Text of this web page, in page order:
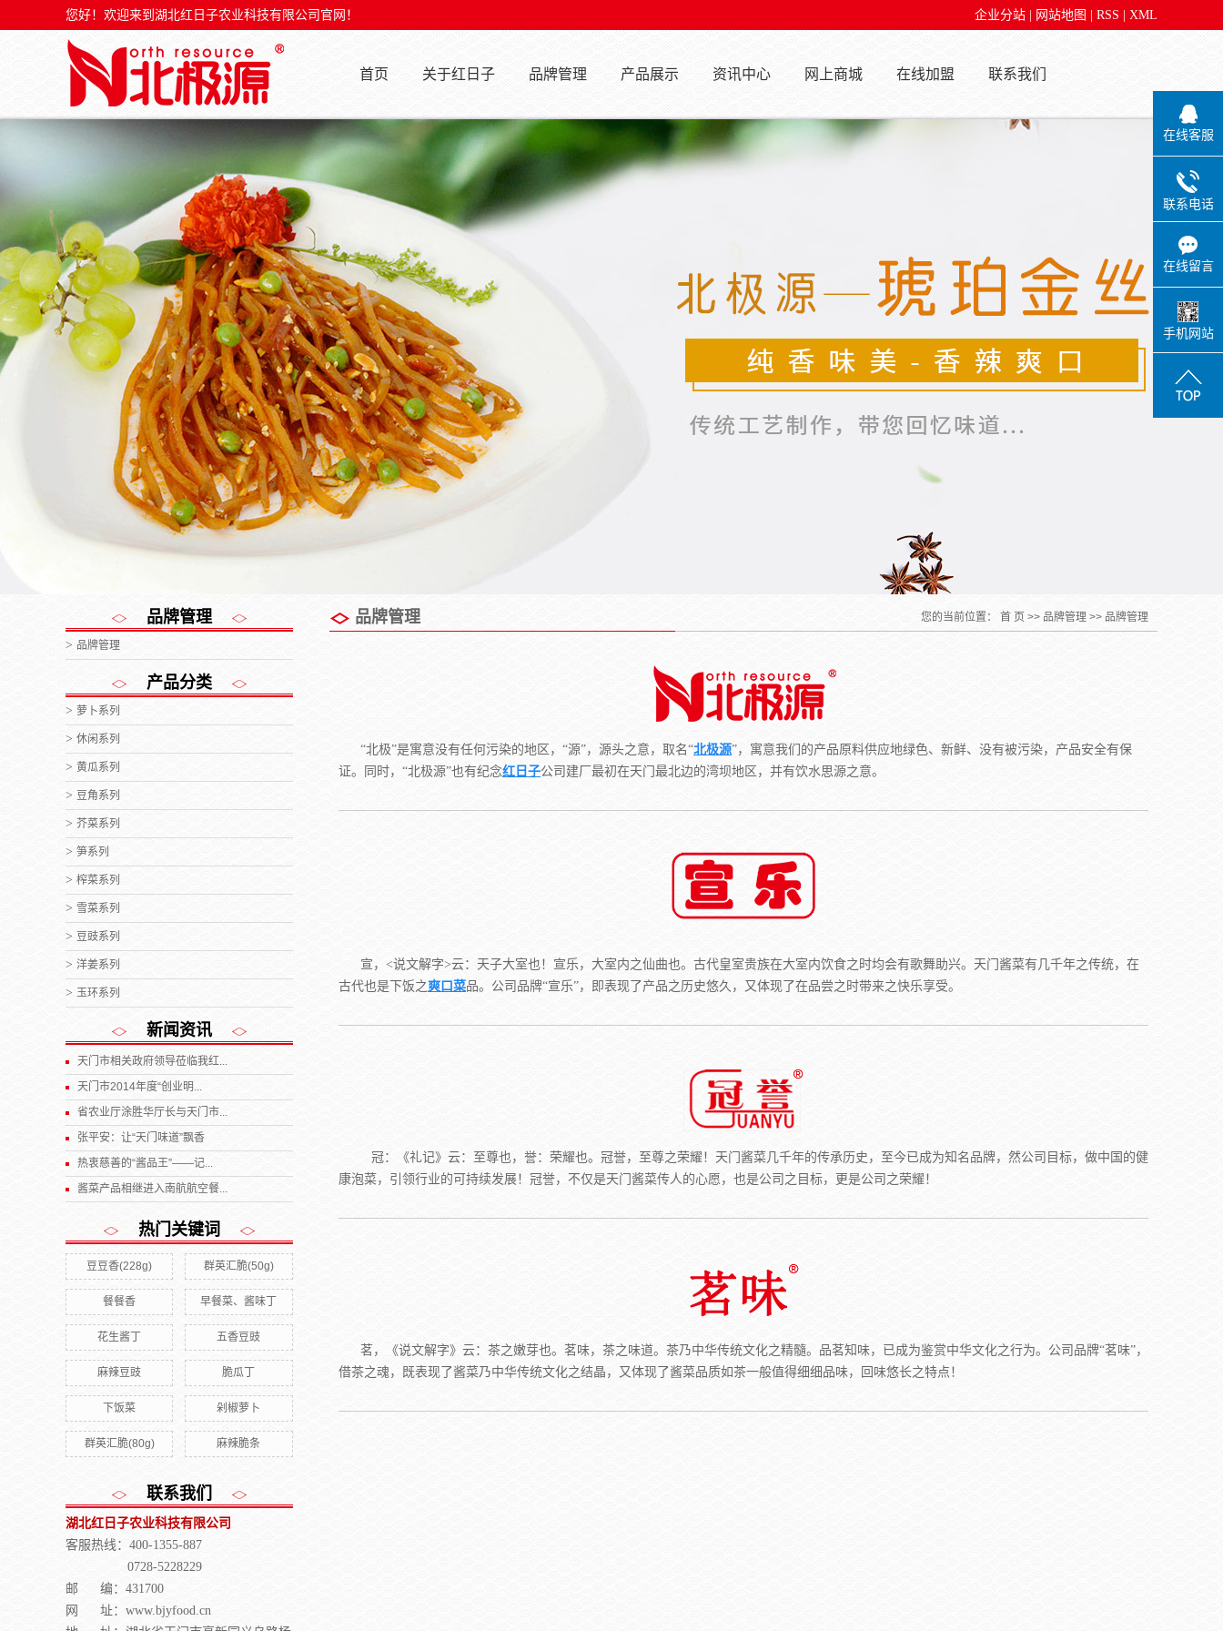
您好！欢迎来到湖北红日子农业科技有限公司官网！ 企业分站 网站地图 RSS XML
首页 关于红日子 品牌管理 产品展示 资讯中心 网上商城 在线加盟 联系我们
品牌管理
品牌管理
产品分类
萝卜系列
休闲系列
黄瓜系列
豆角系列
芥菜系列
笋系列
榨菜系列
雪菜系列
豆豉系列
洋姜系列
玉环系列
新闻资讯
天门市相关政府领导莅临我红...
天门市2014年度“创业明...
省农业厅涂胜华厅长与天门市...
张平安：让“天门味道”飘香
热衷慈善的“酱品王”——记...
酱菜产品相继进入南航航空餐...
热门关键词
豆豆香(228g) 群英汇脆(50g)
餐餐香 早餐菜、酱味丁
花生酱丁 五香豆豉
麻辣豆豉 脆瓜丁
下饭菜 剁椒萝卜
群英汇脆(80g) 麻辣脆条
联系我们
湖北红日子农业科技有限公司
客服热线：400-1355-887
0728-5228229
邮 编：431700
网 址：www.bjyfood.cn
品牌管理 您的当前位置： 首 页 >> 品牌管理 >> 品牌管理
“北极”是寓意没有任何污染的地区，“源”，源头之意，取名“北极源”，寓意我们的产品原料供应地绿色、新鲜、没有被污染，产品安全有保
证。同时，“北极源”也有纪念红日子公司建厂最初在天门最北边的湾坝地区，并有饮水思源之意。
宣，<说文解字>云：天子大室也！宣乐，大室内之仙曲也。古代皇室贵族在大室内饮食之时均会有歌舞助兴。天门酱菜有几千年之传统，在
古代也是下饭之爽口菜品。公司品牌“宣乐”，即表现了产品之历史悠久，又体现了在品尝之时带来之快乐享受。
冠：《礼记》云：至尊也，誉：荣耀也。冠誉，至尊之荣耀！天门酱菜几千年的传承历史，至今已成为知名品牌，然公司目标，做中国的健
康泡菜，引领行业的可持续发展！冠誉，不仅是天门酱菜传人的心愿，也是公司之目标，更是公司之荣耀！
茗，《说文解字》云：茶之嫩芽也。茗味，茶之味道。茶乃中华传统文化之精髓。品茗知味，已成为鉴赏中华文化之行为。公司品牌“茗味”，
借茶之魂，既表现了酱菜乃中华传统文化之结晶，又体现了酱菜品质如茶一般值得细细品味，回味悠长之特点！
在线客服
联系电话
在线留言
手机网站